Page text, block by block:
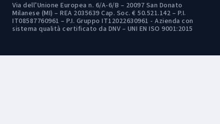
Via dell’Unione Europea n. 6/A-6/B – 20097 San Donato
Milanese (MI) – REA 2035639 Cap. Soc. € 50.521.142 – P.I.
IT08587760961 – P.I. Gruppo IT12022630961 - Azienda con
sistema qualità certificato da DNV – UNI EN ISO 9001:2015